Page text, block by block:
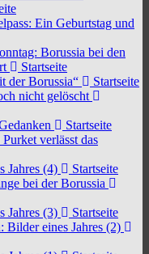
Ein Geburtstag und
Borussia bei den
Startseite
der Borussia“
Startseite
nicht gelöscht
Startseite
verlässt das
Jahres (4)
Startseite
bei der Borussia
Jahres (3)
Startseite
Bilder eines Jahres (2)